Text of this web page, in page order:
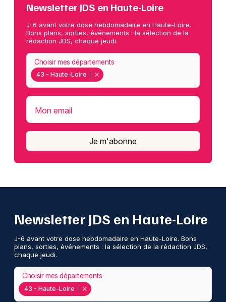
Newsletter JDS en Haute-Loire
J-6 avant votre dose hebdomadaire en Haute-Loire.
Bons plans, sorties, événements : la sélection de la
rédaction JDS, chaque jeudi.
43 - Haute-Loire
Choisir mes départements
Mon email
Je m'abonne
Newsletter JDS en Haute-Loire
J-6 avant votre dose hebdomadaire en Haute-Loire. Bons
plans, sorties, événements : la sélection de la rédaction JDS,
chaque jeudi.
43 - Haute-Loire
Choisir mes départements